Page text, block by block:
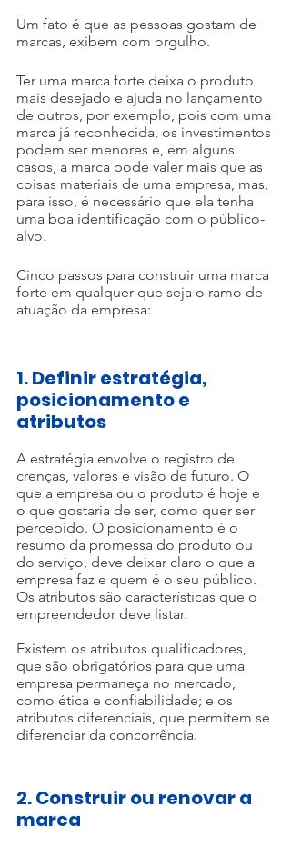
Um fato é que as pessoas gostam de
marcas, exibem com orgulho.
Ter uma marca forte deixa o produto
mais desejado e ajuda no lançamento
de outros, por exemplo, pois com uma
marca já reconhecida, os investimentos
podem ser menores e, em alguns
casos, a marca pode valer mais que as
coisas materiais de uma empresa, mas,
para isso, é necessário que ela tenha
uma boa identificação com o público-
alvo.
Cinco passos para construir uma marca
forte em qualquer que seja o ramo de
atuação da empresa:
1. Definir estratégia,
posicionamento e
atributos
A estratégia envolve o registro de
crenças, valores e visão de futuro. O
que a empresa ou o produto é hoje e
o que gostaria de ser, como quer ser
percebido. O posicionamento é o
resumo da promessa do produto ou
do serviço, deve deixar claro o que a
empresa faz e quem é o seu público.
Os atributos são características que o
empreendedor deve listar.
Existem os atributos qualificadores,
que são obrigatórios para que uma
empresa permaneça no mercado,
como ética e confiabilidade; e os
atributos diferenciais, que permitem se
diferenciar da concorrência.
2. Construir ou renovar a
marca